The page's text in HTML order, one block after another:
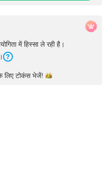
में हिस्सा ले रही है।
लिए टोकंसभेजें!